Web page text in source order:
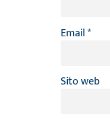
Email*
Sito web